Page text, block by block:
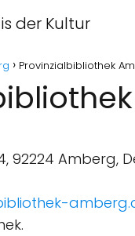
der Kultur
Provinzialbibliothek
92224 Amberg,